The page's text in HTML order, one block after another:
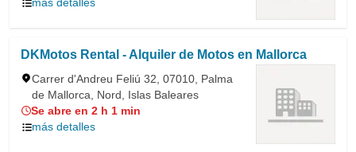
DKMotos Rental - Alquiler de Motos en Mallorca
Carrer d'Andreu Feliú 32, 07010, Palma
de Mallorca, Nord, Islas Baleares
Se abre en 2 h 1 min
más detalles